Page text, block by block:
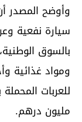
وأوضح المصدر
سيارة نفعية
بالسوق
ومواد غذائية
مليون درهم.